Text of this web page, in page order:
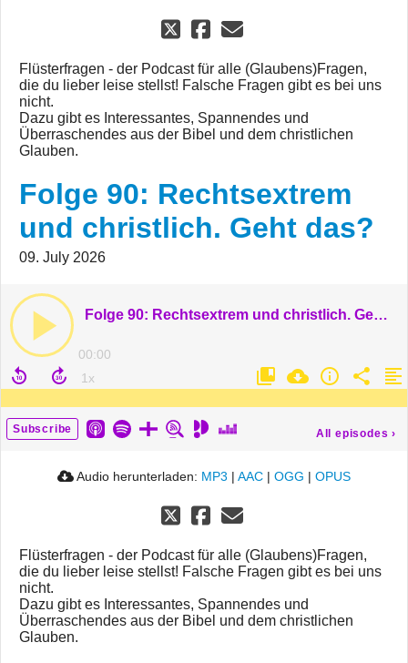
Flüsterfragen - der Podcast für alle (Glaubens)Fragen,
die du lieber leise stellst! Falsche Fragen gibt es bei uns
nicht.
Dazu gibt es Interessantes, Spannendes und
Überraschendes aus der Bibel und dem christlichen
Glauben.
Folge 90: Rechtsextrem
und christlich. Geht das?
09. July 2026
Folge 90: Rechtsextrem und christlich. Geht das?
00:00
Subscribe All episodes ›
Audio herunterladen: MP3 | AAC | OGG | OPUS
Flüsterfragen - der Podcast für alle (Glaubens)Fragen,
die du lieber leise stellst! Falsche Fragen gibt es bei uns
nicht.
Dazu gibt es Interessantes, Spannendes und
Überraschendes aus der Bibel und dem christlichen
Glauben.